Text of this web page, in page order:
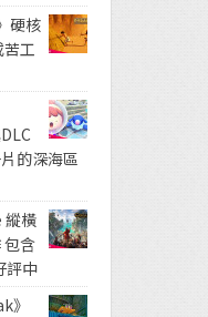
硬核
工
的深海區
縱橫
包含
評中
》